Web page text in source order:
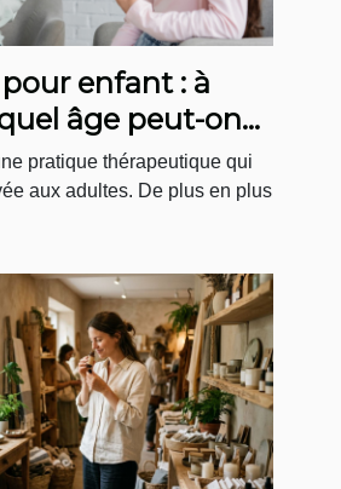
enfant : à
âge peut-on
?
pratique thérapeutique qui
aux adultes. De plus en plus